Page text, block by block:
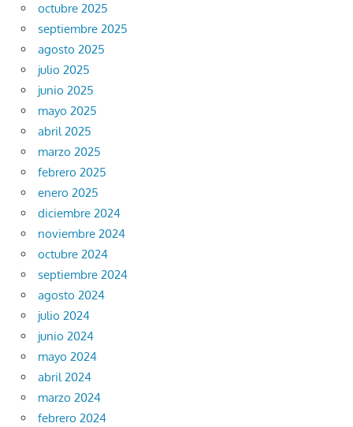
octubre 2025
septiembre 2025
agosto 2025
julio 2025
junio 2025
mayo 2025
abril 2025
marzo 2025
febrero 2025
enero 2025
diciembre 2024
noviembre 2024
octubre 2024
septiembre 2024
agosto 2024
julio 2024
junio 2024
mayo 2024
abril 2024
marzo 2024
febrero 2024